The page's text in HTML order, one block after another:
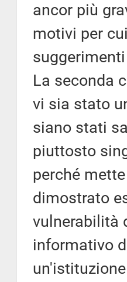
ancor più
motivi per
La seconda
vi sia stato
siano stati
piuttosto
perché
dimostrato
vulnerabilità
informativo